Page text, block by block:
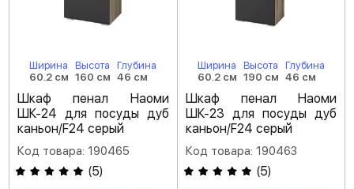
Ширина
60.2 см
Высота
160 см
Глубина
46 см
Шкаф пенал Наоми
ШК-24 для посуды дуб
каньон/F24 серый
Код товара: 190465
(5)
Ширина
60.2 см
Высота
190 см
Глубина
46 см
Шкаф пенал Наоми
ШК-23 для посуды дуб
каньон/F24 серый
Код товара: 190463
(5)